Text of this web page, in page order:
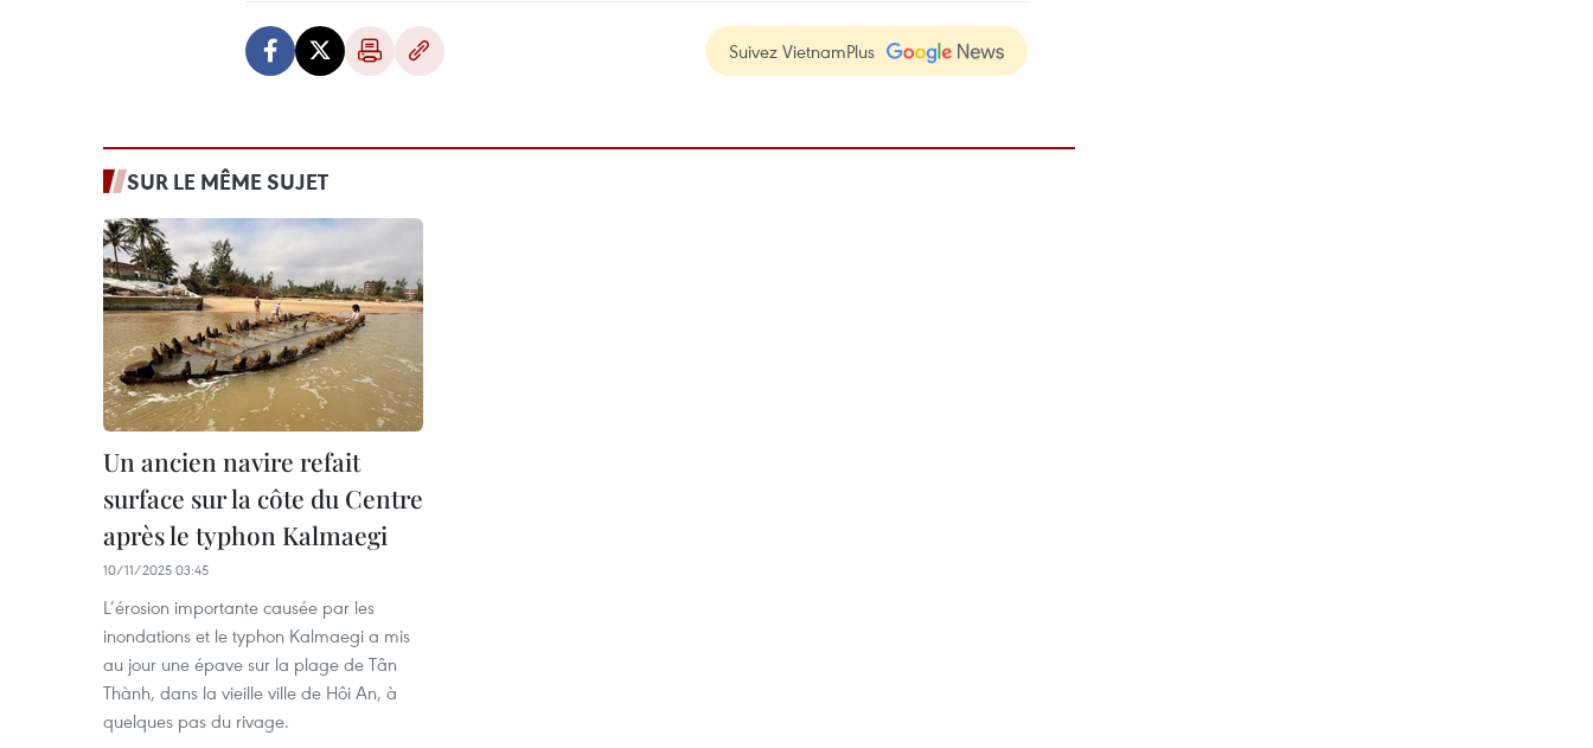
Suivez VietnamPlus
SUR LE MÊME SUJET
Un ancien navire refait
surface sur la côte du Centre
après le typhon Kalmaegi
10/11/2025 03:45
L’érosion importante causée par les
inondations et le typhon Kalmaegi a mis
au jour une épave sur la plage de Tân
Thành, dans la vieille ville de Hôi An, à
quelques pas du rivage.